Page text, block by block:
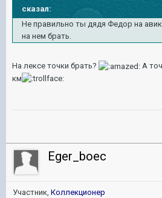
сказал:
Не правильно ты дядя Федор на
на нем брать.
На лексе точки брать?
А
км
Eger_boec
Участник, Коллекционер